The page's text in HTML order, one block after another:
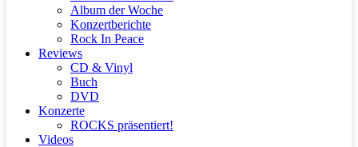
Album der Woche
Konzertberichte
Rock In Peace
Reviews
CD & Vinyl
Buch
DVD
Konzerte
ROCKS präsentiert!
Videos